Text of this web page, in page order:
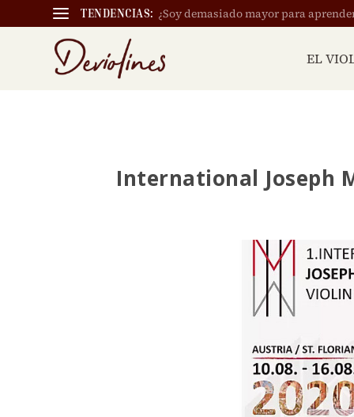
TENDENCIAS: ¿Soy demasiado mayor para
EL
International Joseph